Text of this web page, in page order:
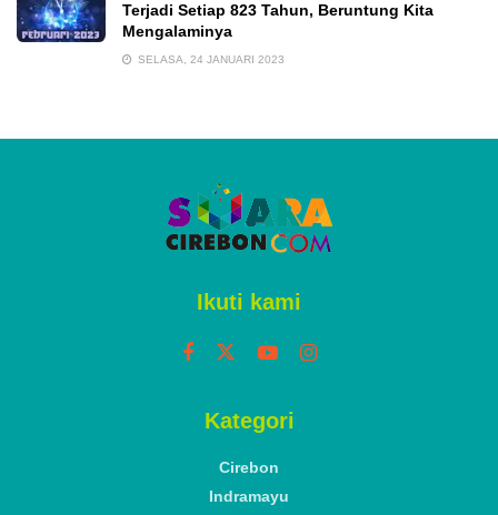
Terjadi Setiap 823 Tahun, Beruntung Kita
Mengalaminya
SELASA, 24 JANUARI 2023
Ikuti kami
Kategori
Cirebon
Indramayu